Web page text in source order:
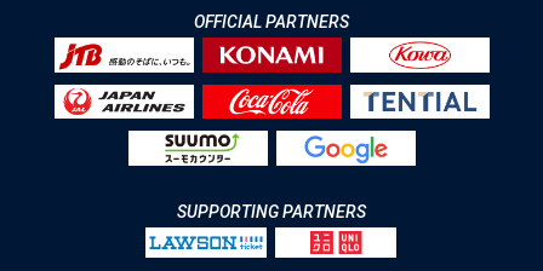
OFFICIAL PARTNERS
SUPPORTING PARTNERS